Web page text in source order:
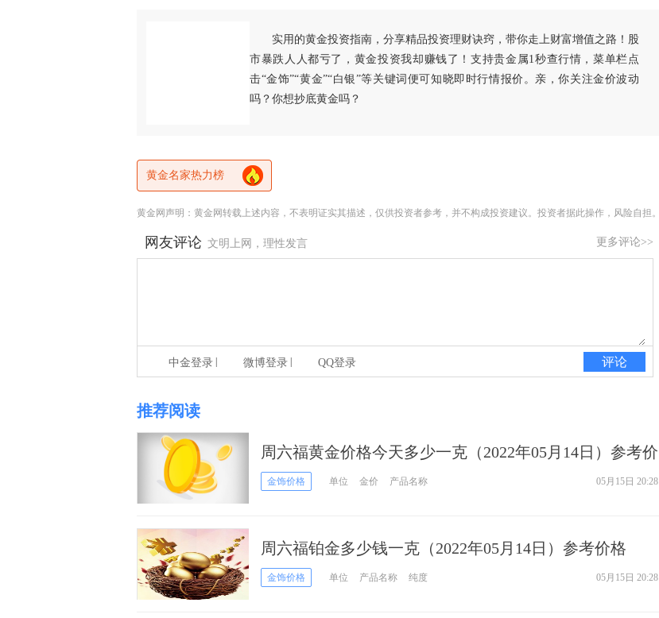
实用的黄金投资指南，分享精品投资理财诀窍，带你走上财富增值之路！股
市暴跌人人都亏了，黄金投资我却赚钱了！支持贵金属1秒查行情，菜单栏点
击“金饰”“黄金”“白银”等关键词便可知晓即时行情报价。亲，你关注金价波动
吗？你想抄底黄金吗？
黄金名家热力榜
黄金网声明：黄金网转载上述内容，不表明证实其描述，仅供投资者参考，并不构成投资建议。投资者据此操作，风险自担。
更多评论>>
网友评论 文明上网，理性发言
评论
中金登录 微博登录 QQ登录
推荐阅读
周六福黄金价格今天多少一克（2022年05月14日）参考价
格金饰价格 单位 金价 产品名称 05月15日 20:28
周六福铂金多少钱一克（2022年05月14日）参考价格
金饰价格 单位 产品名称 纯度 05月15日 20:28